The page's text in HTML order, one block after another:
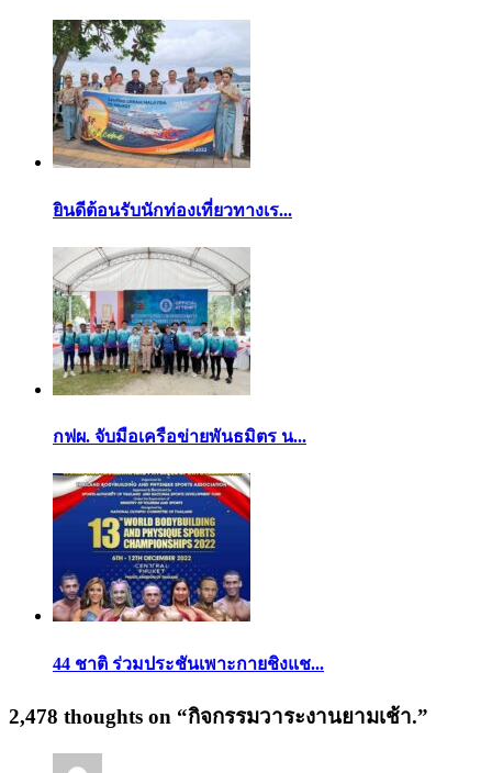
ยินดีต้อนรับนักท่องเที่ยวทางเร...
กฟผ. จับมือเครือข่ายพันธมิตร น...
44 ชาติ ร่วมประชันเพาะกายชิงแช...
2,478 thoughts on “กิจกรรมวาระงานยามเช้า.”